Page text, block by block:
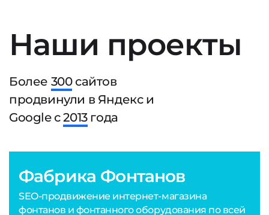
Наши проекты
Более 300сайтов
продвинули в Яндекс и
Google с2013года
Фабрика Фонтанов
SEO-продвижение интернет-магазина
фонтанов и фонтанного оборудования по всей